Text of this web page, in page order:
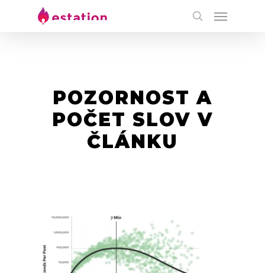
POZORNOST A
POČET SLOV V
ČLÁNKU